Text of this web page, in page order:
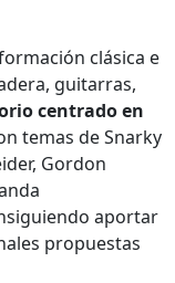
clásica e
guitarras,
centrado en
temas de Snarky
Gordon
aportar
propuestas